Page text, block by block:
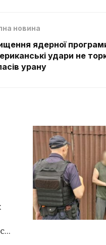
новина
ядерної
удари не
урану